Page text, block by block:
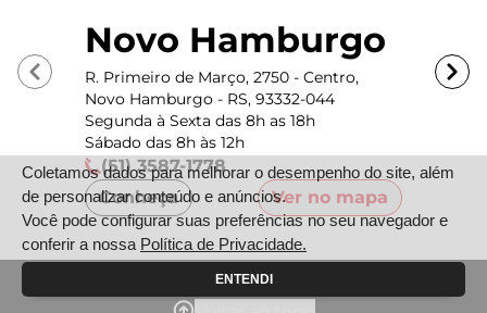
Novo Hamburgo
R. Primeiro de Março, 2750 - Centro,
Novo Hamburgo - RS, 93332-044
Segunda à Sexta das 8h as 18h
Sábado das 8h às 12h
(51) 3587-1778
Conheça
Ver no mapa
Coletamos dados para melhorar o desempenho do site, além
de personalizar conteúdo e anúncios.
Você pode configurar suas preferências no seu navegador e
conferir a nossa Política de Privacidade.
ENTENDI